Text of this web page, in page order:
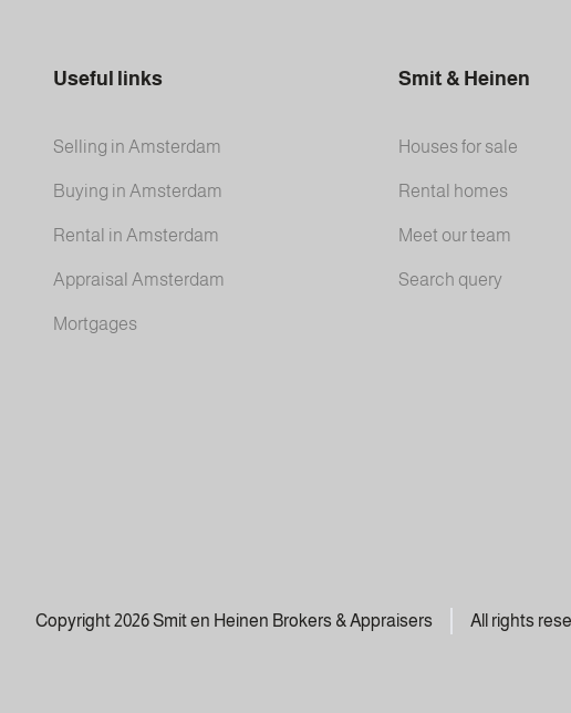
Useful links
Selling in Amsterdam
Buying in Amsterdam
Rental in Amsterdam
Appraisal Amsterdam
Mortgages
Smit & Heinen
Houses for sale
Rental homes
Meet our team
Search query
Copyright 2026 Smit en Heinen Brokers & Appraisers All rights